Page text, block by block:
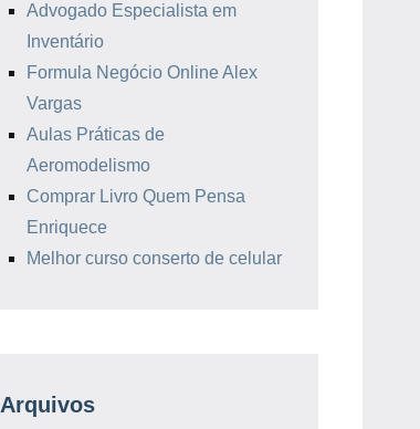
Advogado Especialista em
Inventário
Formula Negócio Online Alex
Vargas
Aulas Práticas de
Aeromodelismo
Comprar Livro Quem Pensa
Enriquece
Melhor curso conserto de celular
Arquivos